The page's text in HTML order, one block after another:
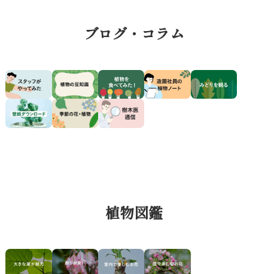
ブログ・コラム
植物図鑑